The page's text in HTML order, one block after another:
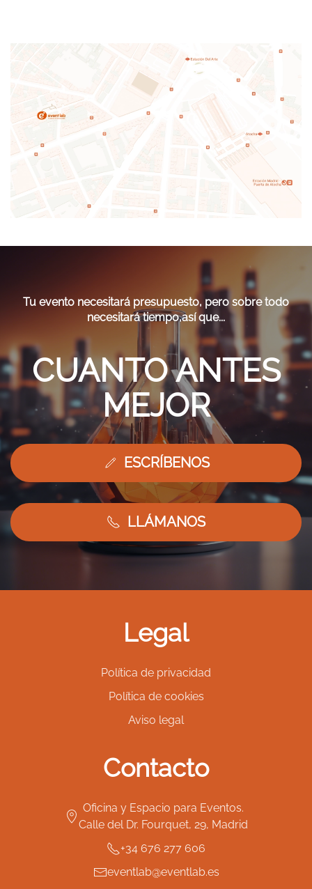
Tu evento necesitará presupuesto, pero sobre todo
necesitará tiempo,así que...
CUANTO ANTES
MEJOR
ESCRÍBENOS
LLÁMANOS
Legal
Política de privacidad
Política de cookies
Aviso legal
Contacto
Oficina y Espacio para Eventos.
Calle del Dr. Fourquet, 29, Madrid
+34 676 277 606
eventlab@eventlab.es